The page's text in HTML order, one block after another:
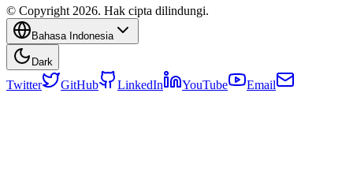
© Copyright 2026. Hak cipta dilindungi.
Bahasa Indonesia
Dark
Twitter GitHub LinkedIn YouTube Email